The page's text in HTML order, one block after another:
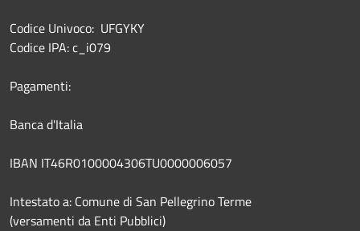
Codice Univoco: UFGYKY
Codice IPA: c_i079
Pagamenti:
Banca d'Italia
IBAN IT46R0100004306TU0000006057
Intestato a: Comune di San Pellegrino Terme
(versamenti da Enti Pubblici)